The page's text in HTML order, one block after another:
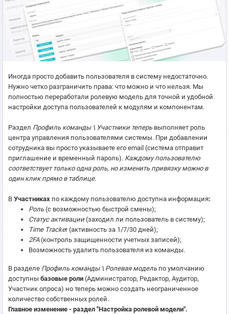
Иногда просто добавить пользователя в систему недостаточно.
Нужно четко разграничить права: что можно и что нельзя. Мы
полностью переработали ролевую модель для точной и удобной
настройки доступа пользователей к модулям и компонентам.
Раздел Профиль команды \ Участники теперь выполняет роль
центра управления пользователями системы. При добавлении
сотрудника вы просто указываете его email (система отправит
приглашение и временный пароль). Каждому пользователю
соответствует только одна роль, но изменить привязку можно в
один клик прямо в таблице.
В Участниках по каждому пользователю доступна информация:
Роль (с возможностью быстрой смены);
Статус активации (заходил ли пользователь в систему);
Time Tracker (активность за 1/7/30 дней);
2FA(контроль защищенности учетных записей);
Возможность удалить пользователя из команды.
В разделе Профиль команды \ Ролевая модель по умолчанию
доступны базовые роли (Администратор, Редактор, Аудитор,
Участник опроса) но теперь можно создать неограниченное
количество собственных ролей.
Главное изменение - раздел "Настройка ролевой модели".